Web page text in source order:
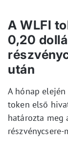
A WLFI
0,20
után
A hónap
token első
határozta meg